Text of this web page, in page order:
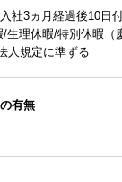
社3ヵ月経過後10日
生理休暇/特別休暇（
人規定に準ずる
有無